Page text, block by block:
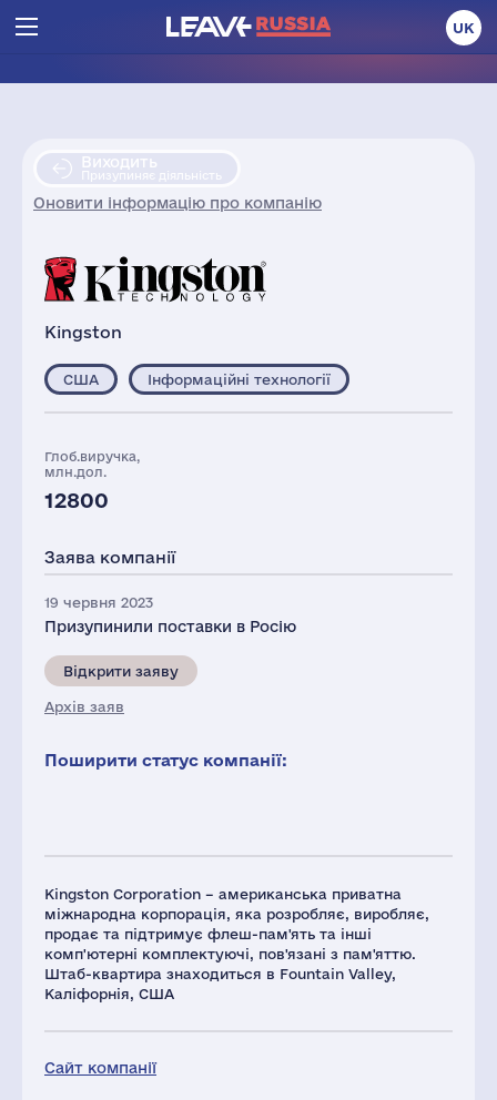
UK
Виходить
Призупиняє діяльність
Оновити інформацію про компанію
Kingston
Kingston Corporation – американська приватна
міжнародна корпорація, яка розробляє, виробляє,
продає та підтримує флеш-пам'ять та інші
комп'ютерні комплектуючі, пов'язані з пам'яттю.
Штаб-квартира знаходиться в Fountain Valley,
Каліфорнія, США
Сайт компанії
США Інформаційні технології
Глоб.виручка,
млн.дол.
12800
Заява компанії
19 червня 2023
Призупинили поставки в Росію
Відкрити заяву
Архів заяв
Поширити статус компанії: